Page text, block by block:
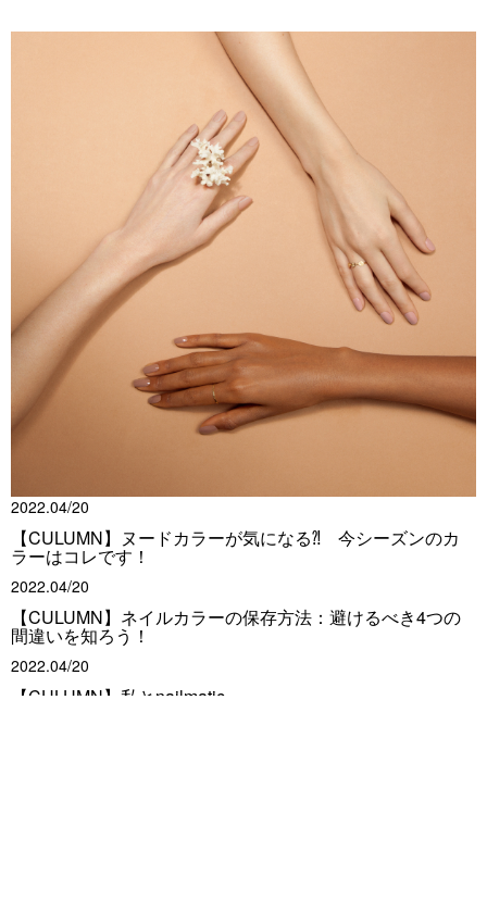
2022.04/20
【CULUMN】ヌードカラーが気になる⁈ 今シーズンのカ
ラーはコレです！
2022.04/20
【CULUMN】ネイルカラーの保存方法：避けるべき4つの
間違いを知ろう！
2022.04/20
【CULUMN】私とnailmatic